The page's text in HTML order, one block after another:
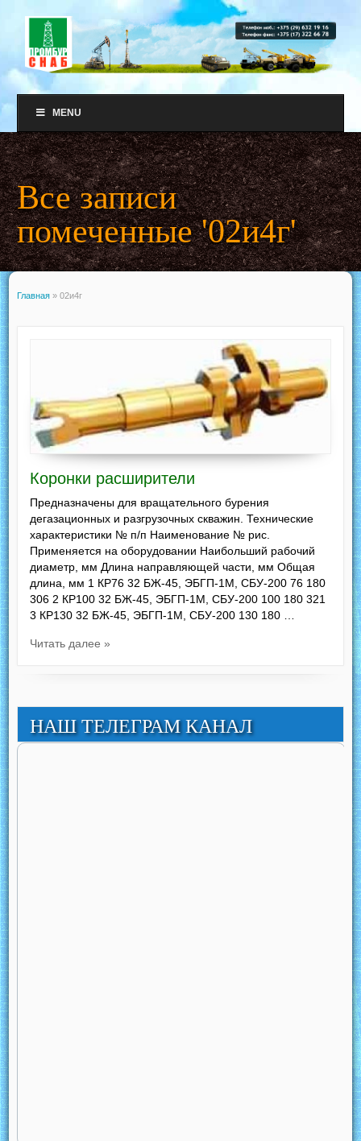
MENU
Все записи
помеченные '02и4г'
Главная » 02и4г
Коронки расширители
Предназначены для вращательного бурения
дегазационных и разгрузочных скважин. Технические
характеристики № п/п Наименование № рис.
Применяется на оборудовании Наибольший рабочий
диаметр, мм Длина направляющей части, мм Общая
длина, мм 1 КР76 32 БЖ-45, ЭБГП-1М, СБУ-200 76 180
306 2 КР100 32 БЖ-45, ЭБГП-1М, СБУ-200 100 180 321
3 КР130 32 БЖ-45, ЭБГП-1М, СБУ-200 130 180 …
Читать далее »
НАШ ТЕЛЕГРАМ КАНАЛ